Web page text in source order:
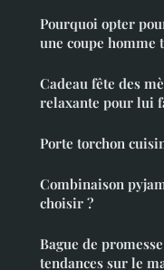
Pourquoi opter
une coupe homme
Cadeau fête des
relaxante pour lui
Porte torchon
Combinaison
choisir ?
Bague de
tendances sur le